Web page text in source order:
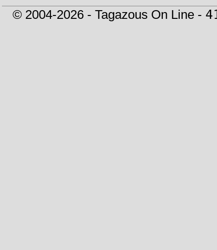
© 2004-2026 - Tagazous On Line -